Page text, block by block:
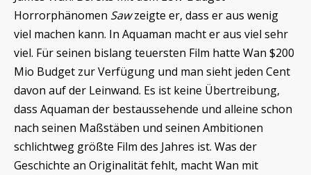
Horrorphänomen Sawzeigte er, dass er aus wenig
viel machen kann. In Aquaman macht er aus viel sehr
viel. Für seinen bislang teuersten Film hatte Wan $200
Mio Budget zur Verfügung und man sieht jeden Cent
davon auf der Leinwand. Es ist keine Übertreibung,
dass Aquaman der bestaussehende und alleine schon
nach seinen Maßstäben und seinen Ambitionen
schlichtweg größte Film des Jahres ist. Was der
Geschichte an Originalität fehlt, macht Wan mit